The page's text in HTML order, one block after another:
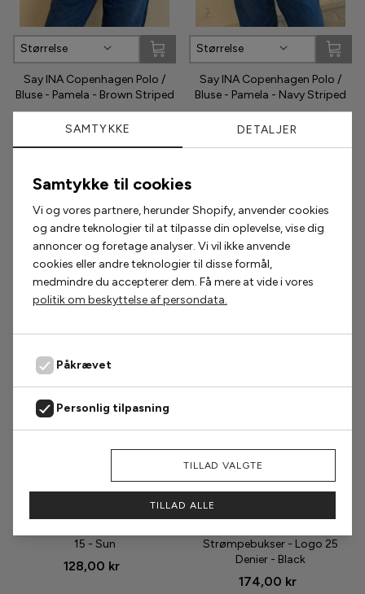
Phenumb
Pieces
Puma
Sabloom
Say INA Copenhagen
Sisters Point
Smykkeli Copenhagen
Tim & Simonsen
SAMTYKKE DETALJER
Samtykke til cookies
Vi og vores partnere, herunder Shopify, anvender cookies
og andre teknologier til at tilpasse din oplevelse, vise dig
annoncer og foretage analyser. Vi vil ikke anvende
cookies eller andre teknologier til disse formål,
medmindre du accepterer dem. Få mere at vide i vores
politik om beskyttelse af persondata.
Påkrævet
Personlig tilpasning
Markedsføring
Analyse
TILLAD VALGTE
TILLAD ALLE
Størrelse
Say INA Copenhagen Polo /
Bluse - Pamela - Brown Striped
224,25 kr 299,00 kr
Størrelse
Say INA Copenhagen Polo /
Bluse - Pamela - Navy Striped
224,25 kr 299,00 kr
Populære accessories
2 for 200,-
15 - Sun
128,00 kr
2 for 300,-
Strømpebukser - Logo 25
Denier - Black
174,00 kr